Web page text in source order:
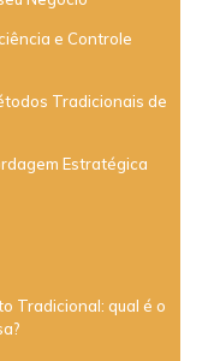
e Controle
Tradicionais de
Estratégica
Tradicional: qual é o